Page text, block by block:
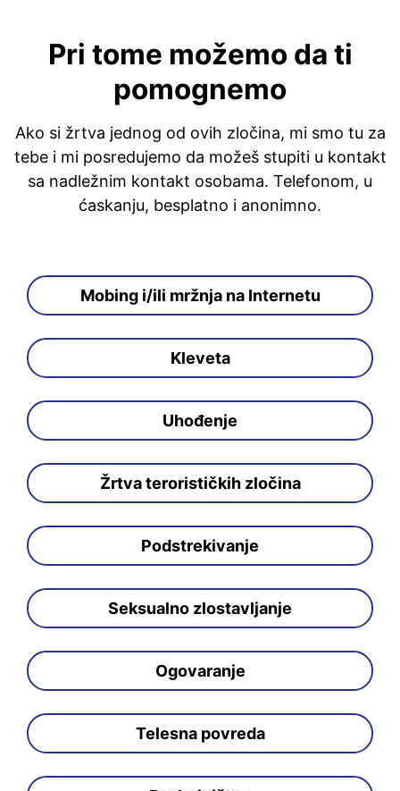
Pri tome možemo da ti
pomognemo
Ako si žrtva jednog od ovih zločina, mi smo tu za
tebe i mi posredujemo da možeš stupiti u kontakt
sa nadležnim kontakt osobama. Telefonom, u
ćaskanju, besplatno i anonimno.
Mobing i/ili mržnja na Internetu
Kleveta
Uhođenje
Žrtva terorističkih zločina
Podstrekivanje
Seksualno zlostavljanje
Ogovaranje
Telesna povreda